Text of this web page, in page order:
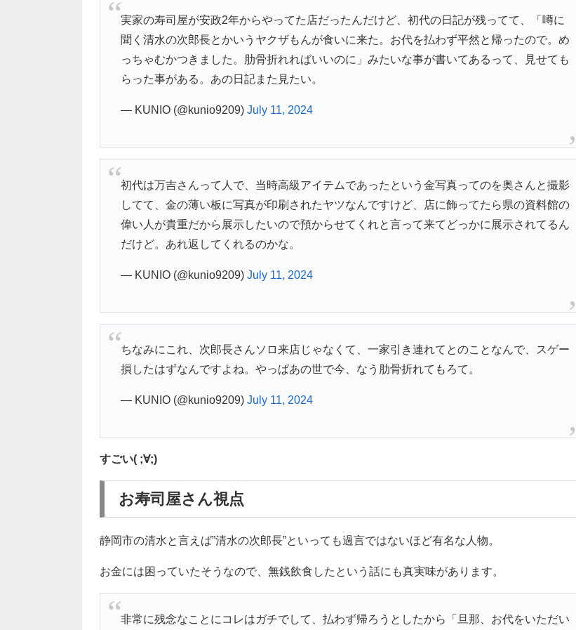
実家の寿司屋が安政2年からやってた店だったんだけど、初代の日記が残ってて、「噂に
聞く清水の次郎長とかいうヤクザもんが食いに来た。お代を払わず平然と帰ったので。め
っちゃむかつきました。肋骨折れればいいのに」みたいな事が書いてあるって、見せても
らった事がある。あの日記また見たい。
— KUNIO (@kunio9209) July 11, 2024
初代は万吉さんって人で、当時高級アイテムであったという金写真ってのを奥さんと撮影
してて、金の薄い板に写真が印刷されたヤツなんですけど、店に飾ってたら県の資料館の
偉い人が貴重だから展示したいので預からせてくれと言って来てどっかに展示されてるん
だけど。あれ返してくれるのかな。
— KUNIO (@kunio9209) July 11, 2024
ちなみにこれ、次郎長さんソロ来店じゃなくて、一家引き連れてとのことなんで、スゲー
損したはずなんですよね。やっぱあの世で今、なう肋骨折れてもろて。
— KUNIO (@kunio9209) July 11, 2024
すごい( ;∀;)
お寿司屋さん視点
静岡市の清水と言えば”清水の次郎長”といっても過言ではないほど有名な人物。
お金には困っていたそうなので、無銭飲食したという話にも真実味があります。
非常に残念なことにコレはガチでして、払わず帰ろうとしたから「旦那、お代をいただい